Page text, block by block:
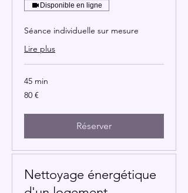
Disponible en ligne
Séance individuelle sur mesure
Lire plus
45 min
80
euros
80 €
Réserver
Nettoyage énergétique